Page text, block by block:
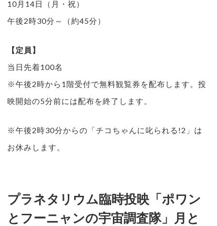
10月14日（月・祝）
午後2時30分～（約45分）
【定員】
当日先着100名
※午後2時から1階受付で無料観覧券を配布します。投
映開始の5分前には配布を終了します。
※午後2時30分からの「チコちゃんに叱られる!2」は
お休みします。
プラネタリウム臨時投映「ポワン
とフーニャンの宇宙調査隊」月と